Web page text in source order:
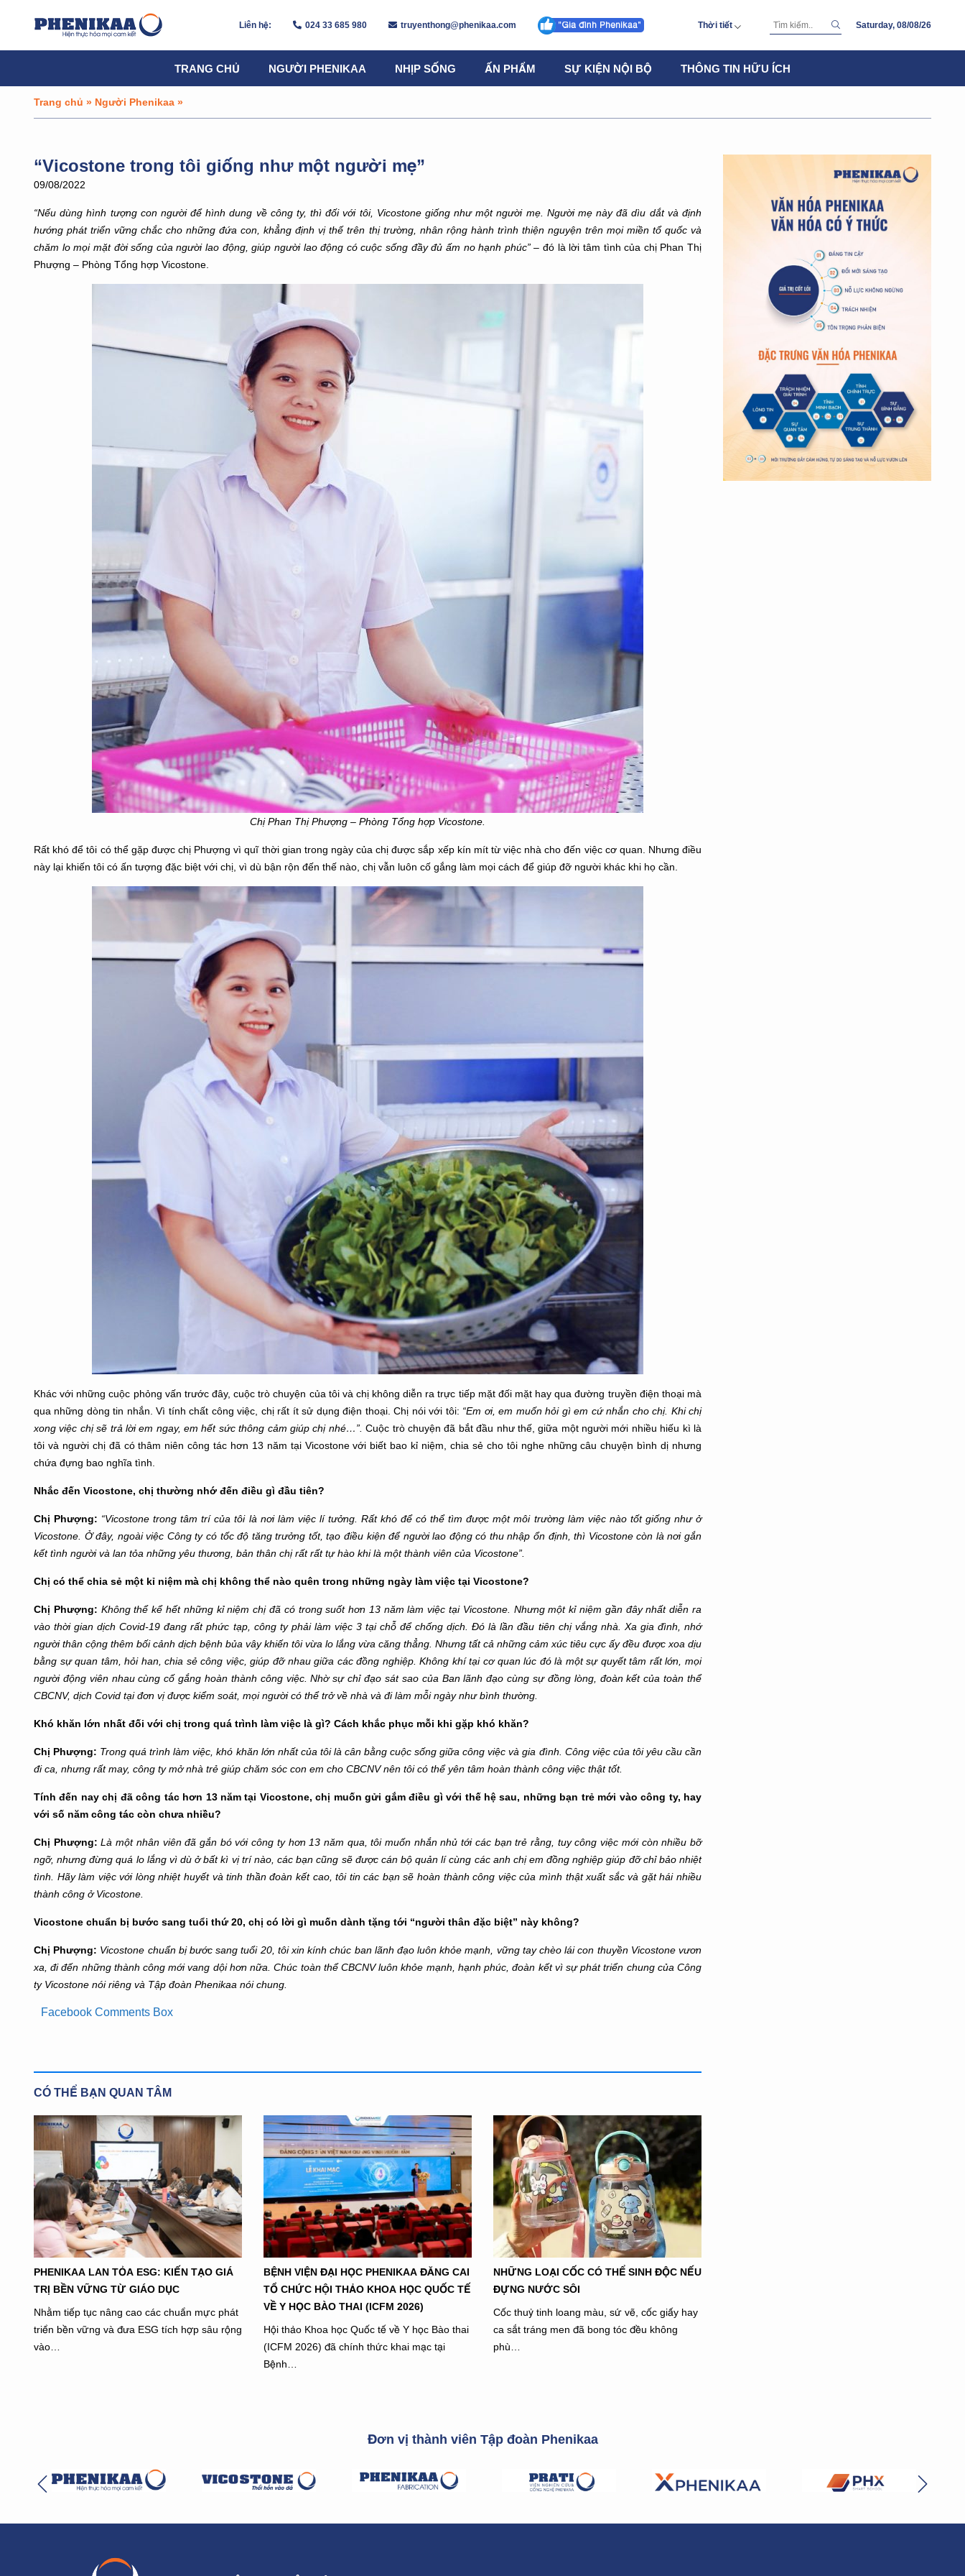
Liên hệ: 024 33 685 980 truyenthong@phenikaa.com Thời tiết
SATURDAY
30 °C
SUNDAY
36 ° 28 °C
37 ° 26 °C
Saturday, 08/08/26
TRANG CHỦ NGƯỜI PHENIKAA NHỊP SỐNG ẤN PHẨM SỰ KIỆN NỘI BỘ THÔNG TIN HỮU ÍCH
Trang chủ » Người Phenikaa »
“Vicostone trong tôi giống như một người mẹ”
09/08/2022
“Nếu dùng hình tượng con người để hình dung về công ty, thì đối với tôi, Vicostone giống như một người mẹ. Người mẹ này đã dìu dắt và định
hướng phát triển vững chắc cho những đứa con, khẳng định vị thế trên thị trường, nhân rộng hành trình thiện nguyện trên mọi miền tổ quốc và
chăm lo mọi mặt đời sống của người lao động, giúp người lao động có cuộc sống đầy đủ ấm no hạnh phúc”– đó là lời tâm tình của chị Phan Thị
Phượng – Phòng Tổng hợp Vicostone.
Chị Phan Thị Phượng – Phòng Tổng hợp Vicostone.
Rất khó để tôi có thể gặp được chị Phượng vì quĩ thời gian trong ngày của chị được sắp xếp kín mít từ việc nhà cho đến việc cơ quan. Nhưng điều
này lại khiến tôi có ấn tượng đặc biệt với chị, vì dù bận rộn đến thế nào, chị vẫn luôn cố gắng làm mọi cách để giúp đỡ người khác khi họ cần.
Khác với những cuộc phỏng vấn trước đây, cuộc trò chuyện của tôi và chị không diễn ra trực tiếp mặt đối mặt hay qua đường truyền điện thoại mà
qua những dòng tin nhắn. Vì tính chất công việc, chị rất ít sử dụng điện thoại. Chị nói với tôi: “Em ơi, em muốn hỏi gì em cứ nhắn cho chị. Khi chị
xong việc chị sẽ trả lời em ngay, em hết sức thông cảm giúp chị nhé…”. Cuộc trò chuyện đã bắt đầu như thế, giữa một người mới nhiều hiếu kì là
tôi và người chị đã có thâm niên công tác hơn 13 năm tại Vicostone với biết bao kỉ niệm, chia sẻ cho tôi nghe những câu chuyện bình dị nhưng
chứa đựng bao nghĩa tình.
Nhắc đến Vicostone, chị thường nhớ đến điều gì đầu tiên?
Chị Phượng: “Vicostone trong tâm trí của tôi là nơi làm việc lí tưởng. Rất khó để có thể tìm được một môi trường làm việc nào tốt giống như ở
Vicostone. Ở đây, ngoài việc Công ty có tốc độ tăng trưởng tốt, tạo điều kiện để người lao động có thu nhập ổn định, thì Vicostone còn là nơi gắn
kết tình người và lan tỏa những yêu thương, bản thân chị rất rất tự hào khi là một thành viên của Vicostone”.
Chị có thể chia sẻ một kỉ niệm mà chị không thể nào quên trong những ngày làm việc tại Vicostone?
Chị Phượng: Không thể kể hết những kỉ niệm chị đã có trong suốt hơn 13 năm làm việc tại Vicostone. Nhưng một kỉ niệm gần đây nhất diễn ra
vào thời gian dịch Covid-19 đang rất phức tạp, công ty phải làm việc 3 tại chỗ để chống dịch. Đó là lần đầu tiên chị vắng nhà. Xa gia đình, nhớ
người thân cộng thêm bối cảnh dịch bệnh bủa vây khiến tôi vừa lo lắng vừa căng thẳng. Nhưng tất cả những cảm xúc tiêu cực ấy đều được xoa dịu
bằng sự quan tâm, hỏi han, chia sẻ công việc, giúp đỡ nhau giữa các đồng nghiệp. Không khí tại cơ quan lúc đó là một sự quyết tâm rất lớn, mọi
người động viên nhau cùng cố gắng hoàn thành công việc. Nhờ sự chỉ đạo sát sao của Ban lãnh đạo cùng sự đồng lòng, đoàn kết của toàn thể
CBCNV, dịch Covid tại đơn vị được kiểm soát, mọi người có thể trở về nhà và đi làm mỗi ngày như bình thường.
Khó khăn lớn nhất đối với chị trong quá trình làm việc là gì? Cách khắc phục mỗi khi gặp khó khăn?
Chị Phượng: Trong quá trình làm việc, khó khăn lớn nhất của tôi là cân bằng cuộc sống giữa công việc và gia đình. Công việc của tôi yêu cầu cần
đi ca, nhưng rất may, công ty mở nhà trẻ giúp chăm sóc con em cho CBCNV nên tôi có thể yên tâm hoàn thành công việc thật tốt.
Tính đến nay chị đã công tác hơn 13 năm tại Vicostone, chị muốn gửi gắm điều gì với thế hệ sau, những bạn trẻ mới vào công ty, hay
với số năm công tác còn chưa nhiều?
Chị Phượng: Là một nhân viên đã gắn bó với công ty hơn 13 năm qua, tôi muốn nhắn nhủ tới các bạn trẻ rằng, tuy công việc mới còn nhiều bỡ
ngỡ, nhưng đừng quá lo lắng vì dù ở bất kì vị trí nào, các bạn cũng sẽ được cán bộ quản lí cùng các anh chị em đồng nghiệp giúp đỡ chỉ bảo nhiệt
tình. Hãy làm việc với lòng nhiệt huyết và tinh thần đoàn kết cao, tôi tin các bạn sẽ hoàn thành công việc của mình thật xuất sắc và gặt hái nhiều
thành công ở Vicostone.
Vicostone chuẩn bị bước sang tuổi thứ 20, chị có lời gì muốn dành tặng tới “người thân đặc biệt” này không?
Chị Phượng: Vicostone chuẩn bị bước sang tuổi 20, tôi xin kính chúc ban lãnh đạo luôn khỏe mạnh, vững tay chèo lái con thuyền Vicostone vươn
xa, đi đến những thành công mới vang dội hơn nữa. Chúc toàn thể CBCNV luôn khỏe mạnh, hạnh phúc, đoàn kết vì sự phát triển chung của Công
ty Vicostone nói riêng và Tập đoàn Phenikaa nói chung.
Facebook Comments Box
CÓ THỂ BẠN QUAN TÂM
PHENIKAA LAN TỎA ESG: KIẾN TẠO GIÁ
TRỊ BỀN VỮNG TỪ GIÁO DỤC
Nhằm tiếp tục nâng cao các chuẩn mực phát
triển bền vững và đưa ESG tích hợp sâu rộng
vào…
BỆNH VIỆN ĐẠI HỌC PHENIKAA ĐĂNG CAI
TỔ CHỨC HỘI THẢO KHOA HỌC QUỐC TẾ
VỀ Y HỌC BÀO THAI (ICFM 2026)
Hội thảo Khoa học Quốc tế về Y học Bào thai
(ICFM 2026) đã chính thức khai mạc tại
Bệnh…
NHỮNG LOẠI CỐC CÓ THỂ SINH ĐỘC NẾU
ĐỰNG NƯỚC SÔI
Cốc thuỷ tinh loang màu, sứ vẽ, cốc giấy hay
ca sắt tráng men đã bong tóc đều không
phù…
Đơn vị thành viên Tập đoàn Phenikaa